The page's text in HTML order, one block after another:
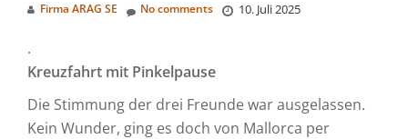
Firma ARAG SE 10. Juli 2025
No comments
.
Kreuzfahrt mit Pinkelpause
Die Stimmung der drei Freunde war ausgelassen.
Kein Wunder, ging es doch von Mallorca per